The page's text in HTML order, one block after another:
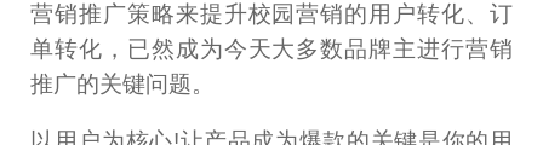
营销推广策略来提升校园营销的用户转化、订
单转化，已然成为今天大多数品牌主进行营销
推广的关键问题。